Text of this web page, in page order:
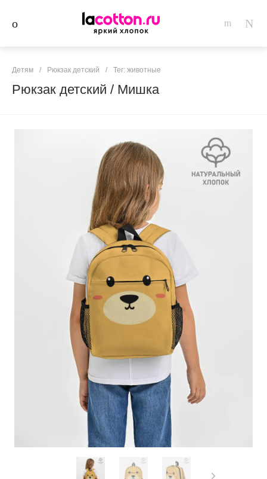
Детям / Рюкзак детский / Тег: животные
Рюкзак детский / Мишка